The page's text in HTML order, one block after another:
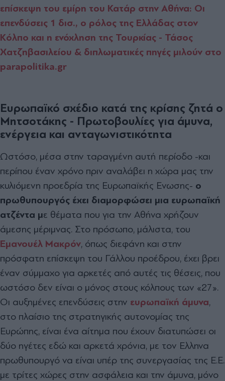
επίσκεψη του εμίρη του Κατάρ στην Αθήνα: Οι
επενδύσεις 1 δισ., ο ρόλος της Ελλάδας στον
Κόλπο και η ενόχληση της Τουρκίας - Τάσος
Χατζηβασιλείου & διπλωματικές πηγές μιλούν στο
parapolitika.gr
Ευρωπαϊκό σχέδιο κατά της κρίσης ζητά ο
Μητσοτάκης - Πρωτοβουλίες για άμυνα,
ενέργεια και ανταγωνιστικότητα
Ωστόσο, μέσα στην ταραγμένη αυτή περίοδο -και
περίπου έναν χρόνο πριν αναλάβει η χώρα μας την
κυλιόμενη προεδρία της Ευρωπαϊκής Ενωσης- ο
πρωθυπουργός έχει διαμορφώσει μια ευρωπαϊκή
ατζέντα με θέματα που για την Αθήνα χρήζουν
άμεσης μέριμνας. Στο πρόσωπο, μάλιστα, του
Εμανουέλ Μακρόν, όπως διεφάνη και στην
πρόσφατη επίσκεψη του Γάλλου προέδρου, έχει βρει
έναν σύμμαχο για αρκετές από αυτές τις θέσεις, που
ωστόσο δεν είναι ο μόνος στους κόλπους των «27».
Οι αυξημένες επενδύσεις στην ευρωπαϊκή άμυνα,
στο πλαίσιο της στρατηγικής αυτονομίας της
Ευρώπης, είναι ένα αίτημα που έχουν διατυπώσει οι
δύο ηγέτες εδώ και αρκετά χρόνια, με τον Ελληνα
πρωθυπουργό να είναι υπέρ της συνεργασίας της Ε.Ε.
με τρίτες χώρες στην ασφάλεια και την άμυνα, μόνο